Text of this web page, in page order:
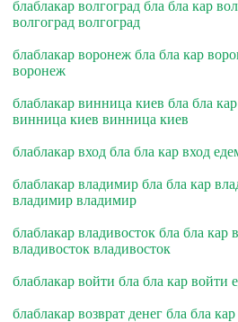
блаблакар волгоград бла бла кар
волгоград волгоград
блаблакар воронеж бла бла кар
воронеж
блаблакар винница киев бла бла
винница киев винница киев
блаблакар вход бла бла кар вход
блаблакар владимир бла бла кар
владимир владимир
блаблакар владивосток бла бла кар
владивосток владивосток
блаблакар войти бла бла кар войти
блаблакар возврат денег бла бла